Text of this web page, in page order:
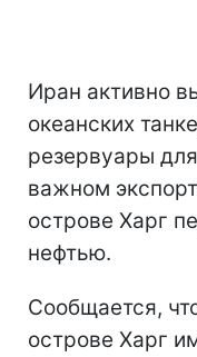
Иран активно
океанских
резервуары
важном
острове Харг
нефтью.
Сообщается,
острове Харг